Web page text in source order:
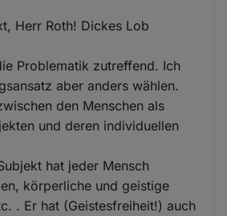
Herr Roth! Dickes Lob
Problematik zutreffend. Ich
aber anders wählen.
den Menschen als
und deren individuellen
hat jeder Mensch
körperliche und geistige
. Er hat (Geistesfreiheit!) auch